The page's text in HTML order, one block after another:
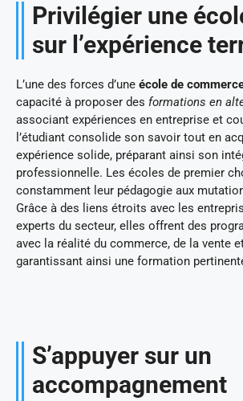
Privilégier une
sur l’expérience
L’une des forces d’une école de
capacité à proposer des formations en
associant expériences en entreprise et
l’étudiant consolide son savoir tout en
expérience solide, préparant ainsi son
professionnelle. Les écoles de premier
constamment leur pédagogie aux
Grâce à des liens étroits avec les
experts du secteur, elles offrent des
avec la réalité du commerce, de la vente
garantissant ainsi une formation
S’appuyer sur un
accompagnement